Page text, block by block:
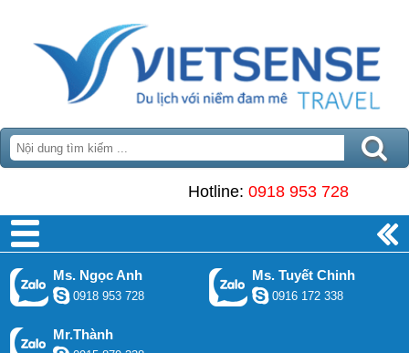
Hotline: 0918 953 728
Ms. Ngọc Anh
0918 953 728
Ms. Tuyết Chinh
0916 172 338
Mr.Thành